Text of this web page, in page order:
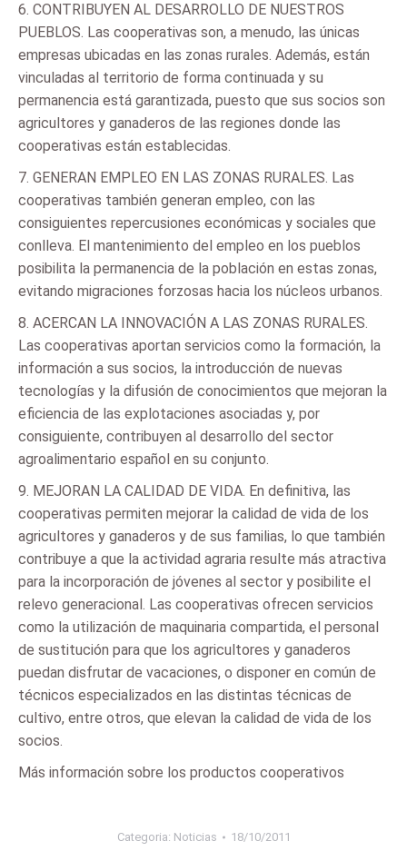
6. CONTRIBUYEN AL DESARROLLO DE NUESTROS
PUEBLOS. Las cooperativas son, a menudo, las únicas
empresas ubicadas en las zonas rurales. Además, están
vinculadas al territorio de forma continuada y su
permanencia está garantizada, puesto que sus socios son
agricultores y ganaderos de las regiones donde las
cooperativas están establecidas.
7. GENERAN EMPLEO EN LAS ZONAS RURALES. Las
cooperativas también generan empleo, con las
consiguientes repercusiones económicas y sociales que
conlleva. El mantenimiento del empleo en los pueblos
posibilita la permanencia de la población en estas zonas,
evitando migraciones forzosas hacia los núcleos urbanos.
8. ACERCAN LA INNOVACIÓN A LAS ZONAS RURALES.
Las cooperativas aportan servicios como la formación, la
información a sus socios, la introducción de nuevas
tecnologías y la difusión de conocimientos que mejoran la
eficiencia de las explotaciones asociadas y, por
consiguiente, contribuyen al desarrollo del sector
agroalimentario español en su conjunto.
9. MEJORAN LA CALIDAD DE VIDA. En definitiva, las
cooperativas permiten mejorar la calidad de vida de los
agricultores y ganaderos y de sus familias, lo que también
contribuye a que la actividad agraria resulte más atractiva
para la incorporación de jóvenes al sector y posibilite el
relevo generacional. Las cooperativas ofrecen servicios
como la utilización de maquinaria compartida, el personal
de sustitución para que los agricultores y ganaderos
puedan disfrutar de vacaciones, o disponer en común de
técnicos especializados en las distintas técnicas de
cultivo, entre otros, que elevan la calidad de vida de los
socios.
Más información sobre los productos cooperativos
Categoria: Noticias 18/10/2011